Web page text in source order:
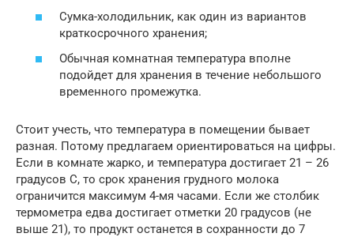
Сумка-холодильник, как один из вариантов
краткосрочного хранения;
Обычная комнатная температура вполне
подойдет для хранения в течение небольшого
временного промежутка.
Стоит учесть, что температура в помещении бывает
разная. Потому предлагаем ориентироваться на цифры.
Если в комнате жарко, и температура достигает 21 – 26
градусов С, то срок хранения грудного молока
ограничится максимум 4-мя часами. Если же столбик
термометра едва достигает отметки 20 градусов (не
выше 21), то продукт останется в сохранности до 7